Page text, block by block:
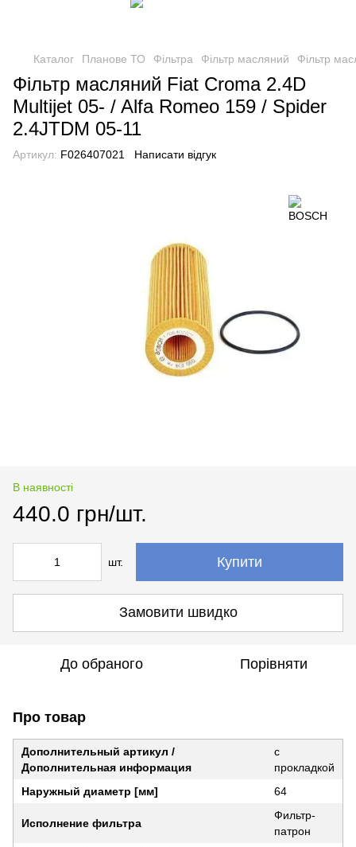
Каталог Планове ТО Фільтра Фільтр масляний Фільтр
Фільтр масляний Fiat Croma 2.4D
Multijet 05- / Alfa Romeo 159 / Spider
2.4JTDM 05-11
Артикул: F026407021 Написати відгук
В наявності
440.0 грн/шт.
шт. Купити
Замовити швидко
До обраного Порівняти
Про товар
Дополнительный артикул /
Дополнительная информация
с
прокладкой
Наружный диаметр [мм]
64
Исполнение фильтра
Фильтр-
патрон